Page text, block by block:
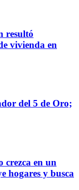
resultó
vivienda en
del 5 de Oro;
en un
hogares y busca